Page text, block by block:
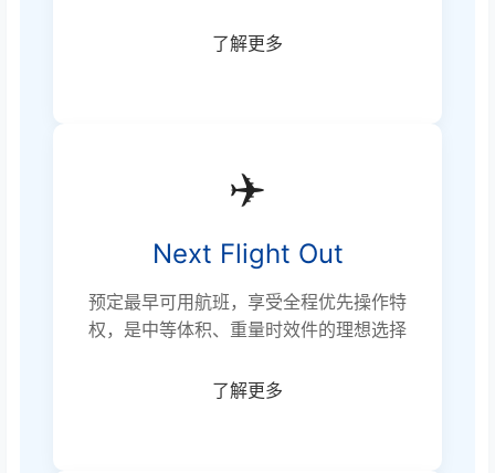
了解更多
✈️
Next Flight Out
预定最早可用航班，享受全程优先操作特
权，是中等体积、重量时效件的理想选择
了解更多